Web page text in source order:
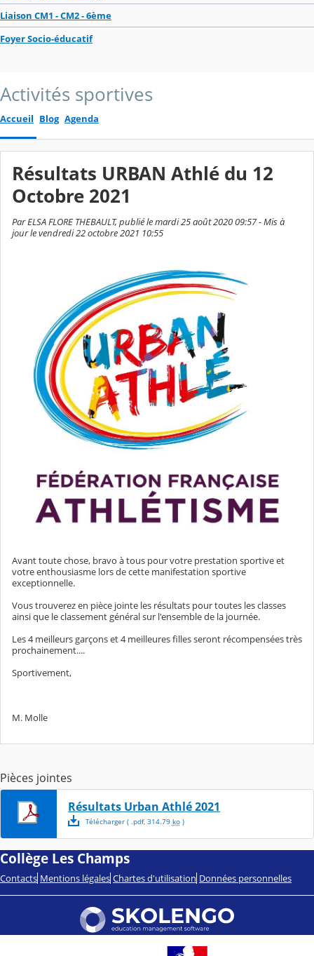
Liaison CM1 - CM2 - 6ème
Foyer Socio-éducatif
Activités sportives
Accueil Blog Agenda
Résultats URBAN Athlé du 12
Octobre 2021
Par ELSA FLORE THEBAULT, publié le mardi 25 août 2020 09:57 - Mis à
jour le vendredi 22 octobre 2021 10:55
Avant toute chose, bravo à tous pour votre prestation sportive et
votre enthousiasme lors de cette manifestation sportive
exceptionnelle.
Vous trouverez en pièce jointe les résultats pour toutes les classes
ainsi que le classement général sur l'ensemble de la journée.
Les 4 meilleurs garçons et 4 meilleures filles seront récompensées très
prochainement....
Sportivement,
M. Molle
Pièces jointes
Résultats Urban Athlé 2021
Télécharger( .pdf, 314.79 ko)
Collège Les Champs
Contacts Mentions légales Chartes d'utilisation Données personnelles